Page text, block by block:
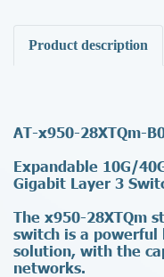
Product description
AT-x950-28XTQm-
Expandable 10G/
Gigabit Layer 3
The x950-28XTQm
switch is a
solution, with the
networks.